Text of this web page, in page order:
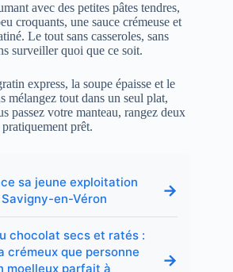
avec des petites pâtes tendres,
croquants, une sauce crémeuse et
Le tout sans casseroles, sans
surveiller quoi que ce soit.
express, la soupe épaisse et le
mélangez tout dans un seul plat,
passez votre manteau, rangez deux
prêt.
sa jeune exploitation
en-Véron
→
chocolat secs et ratés :
que personne
moelleux parfait à
→